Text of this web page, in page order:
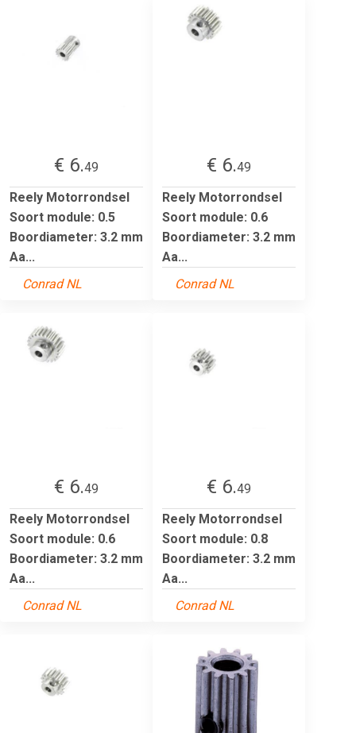
€ 6.49
Reely Motorrondsel
Soort module: 0.5
Boordiameter: 3.2 mm
Aa...
Conrad NL
€ 6.49
Reely Motorrondsel
Soort module: 0.6
Boordiameter: 3.2 mm
Aa...
Conrad NL
€ 6.49
Reely Motorrondsel
Soort module: 0.6
Boordiameter: 3.2 mm
Aa...
Conrad NL
€ 6.49
Reely Motorrondsel
Soort module: 0.8
Boordiameter: 3.2 mm
Aa...
Conrad NL